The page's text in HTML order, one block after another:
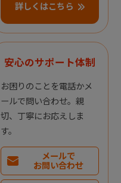
詳しくはこちら
安心のサポート体制
お困りのことを電話かメ
ールで問い合わせ。親
切、丁寧にお応えしま
す。
メールで
お問い合わせ